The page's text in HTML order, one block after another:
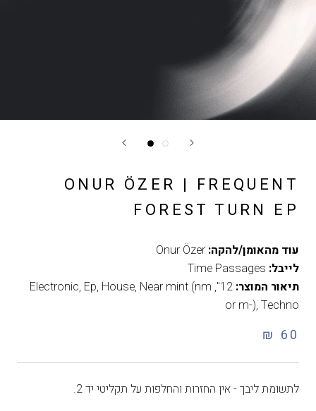
ONUR ÖZER | FREQUENT
FOREST TURN EP
עוד מהאומן/להקה: Onur Özer
לייבל: Time Passages
תיאור המוצר: 12"
,
Electronic, Ep, House, Near mint (nm
or m-), Techno
60 ₪
לתשומת ליבך - אין החזרות והחלפות על תקליטי יד 2.